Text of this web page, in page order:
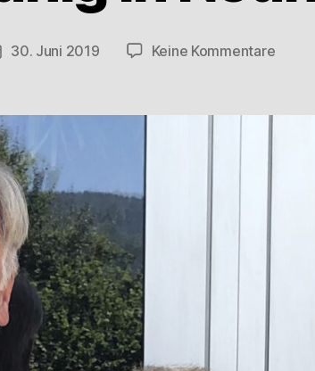
30. Juni 2019 Keine Kommentare